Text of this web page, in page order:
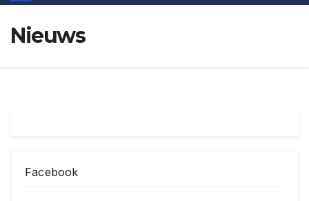
Nieuws
Facebook